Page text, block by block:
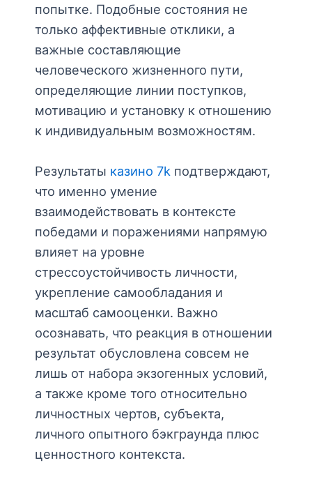
попытке. Подобные состояния не
только аффективные отклики, а
важные составляющие
человеческого жизненного пути,
определяющие линии поступков,
мотивацию и установку к отношению
к индивидуальным возможностям.
Результаты казино 7k подтверждают,
что именно умение
взаимодействовать в контексте
победами и поражениями напрямую
влияет на уровне
стрессоустойчивость личности,
укрепление самообладания и
масштаб самооценки. Важно
осознавать, что реакция в отношении
результат обусловлена совсем не
лишь от набора экзогенных условий,
а также кроме того относительно
личностных чертов, субъекта,
личного опытного бэкграунда плюс
ценностного контекста.